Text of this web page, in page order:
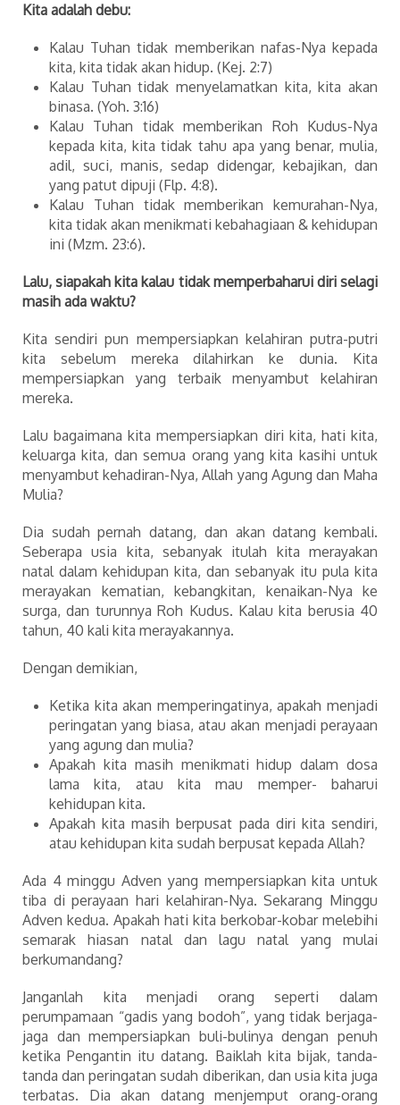
Kita adalah debu:
Kalau Tuhan tidak memberikan nafas-Nya kepada
kita, kita tidak akan hidup. (Kej. 2:7)
Kalau Tuhan tidak menyelamatkan kita, kita akan
binasa. (Yoh. 3:16)
Kalau Tuhan tidak memberikan Roh Kudus-Nya
kepada kita, kita tidak tahu apa yang benar, mulia,
adil, suci, manis, sedap didengar, kebajikan, dan
yang patut dipuji (Flp. 4:8).
Kalau Tuhan tidak memberikan kemurahan-Nya,
kita tidak akan menikmati kebahagiaan & kehidupan
ini (Mzm. 23:6).
Lalu, siapakah kita kalau tidak memperbaharui diri selagi
masih ada waktu?
Kita sendiri pun mempersiapkan kelahiran putra-putri
kita sebelum mereka dilahirkan ke dunia. Kita
mempersiapkan yang terbaik menyambut kelahiran
mereka.
Lalu bagaimana kita mempersiapkan diri kita, hati kita,
keluarga kita, dan semua orang yang kita kasihi untuk
menyambut kehadiran-Nya, Allah yang Agung dan Maha
Mulia?
Dia sudah pernah datang, dan akan datang kembali.
Seberapa usia kita, sebanyak itulah kita merayakan
natal dalam kehidupan kita, dan sebanyak itu pula kita
merayakan kematian, kebangkitan, kenaikan-Nya ke
surga, dan turunnya Roh Kudus. Kalau kita berusia 40
tahun, 40 kali kita merayakannya.
Dengan demikian,
Ketika kita akan memperingatinya, apakah menjadi
peringatan yang biasa, atau akan menjadi perayaan
yang agung dan mulia?
Apakah kita masih menikmati hidup dalam dosa
lama kita, atau kita mau memper- baharui
kehidupan kita.
Apakah kita masih berpusat pada diri kita sendiri,
atau kehidupan kita sudah berpusat kepada Allah?
Ada 4 minggu Adven yang mempersiapkan kita untuk
tiba di perayaan hari kelahiran-Nya. Sekarang Minggu
Adven kedua. Apakah hati kita berkobar-kobar melebihi
semarak hiasan natal dan lagu natal yang mulai
berkumandang?
Janganlah kita menjadi orang seperti dalam
perumpamaan “gadis yang bodoh”, yang tidak berjaga-
jaga dan mempersiapkan buli-bulinya dengan penuh
ketika Pengantin itu datang. Baiklah kita bijak, tanda-
tanda dan peringatan sudah diberikan, dan usia kita juga
terbatas. Dia akan datang menjemput orang-orang